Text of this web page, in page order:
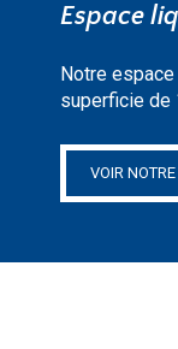
Espace
Notre
superficie de
VOIR